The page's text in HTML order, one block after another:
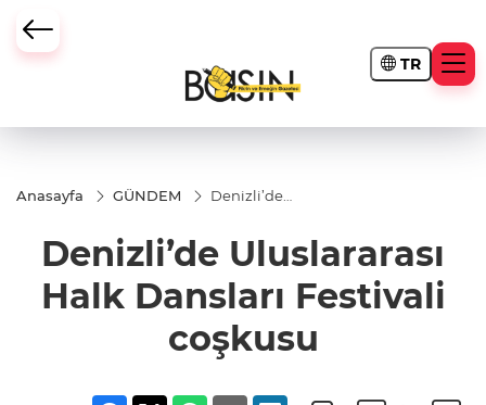
TR
Anasayfa GÜNDEM
Denizli’de
Dansları
Festivali
coşkusu
Denizli’de Uluslararası
Halk Dansları Festivali
coşkusu